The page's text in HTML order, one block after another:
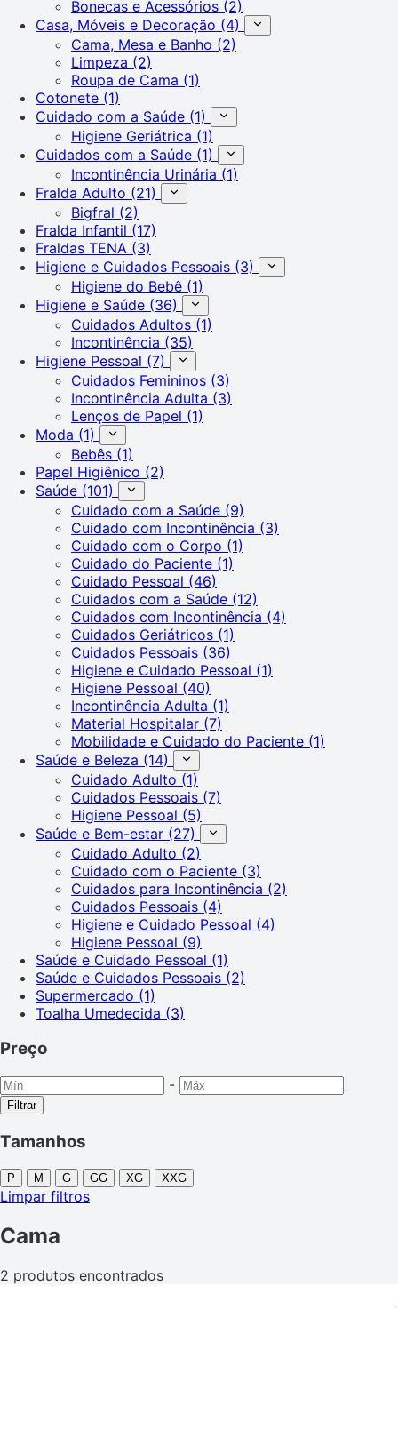
Bonecas e Acessórios (2)
Casa, Móveis e Decoração (4)
Cama, Mesa e Banho (2)
Limpeza (2)
Roupa de Cama (1)
Cotonete (1)
Cuidado com a Saúde (1)
Higiene Geriátrica (1)
Cuidados com a Saúde (1)
Incontinência Urinária (1)
Fralda Adulto (21)
Bigfral (2)
Fralda Infantil (17)
Fraldas TENA (3)
Higiene e Cuidados Pessoais (3)
Higiene do Bebê (1)
Higiene e Saúde (36)
Cuidados Adultos (1)
Incontinência (35)
Higiene Pessoal (7)
Cuidados Femininos (3)
Incontinência Adulta (3)
Lenços de Papel (1)
Moda (1)
Bebês (1)
Papel Higiênico (2)
Saúde (101)
Cuidado com a Saúde (9)
Cuidado com Incontinência (3)
Cuidado com o Corpo (1)
Cuidado do Paciente (1)
Cuidado Pessoal (46)
Cuidados com a Saúde (12)
Cuidados com Incontinência (4)
Cuidados Geriátricos (1)
Cuidados Pessoais (36)
Higiene e Cuidado Pessoal (1)
Higiene Pessoal (40)
Incontinência Adulta (1)
Material Hospitalar (7)
Mobilidade e Cuidado do Paciente (1)
Saúde e Beleza (14)
Cuidado Adulto (1)
Cuidados Pessoais (7)
Higiene Pessoal (5)
Saúde e Bem-estar (27)
Cuidado Adulto (2)
Cuidado com o Paciente (3)
Cuidados para Incontinência (2)
Cuidados Pessoais (4)
Higiene e Cuidado Pessoal (4)
Higiene Pessoal (9)
Saúde e Cuidado Pessoal (1)
Saúde e Cuidados Pessoais (2)
Supermercado (1)
Toalha Umedecida (3)
Preço
-
Filtrar
Tamanhos
P M G GG XG XXG
Limpar filtros
Cama
2 produtos encontrados